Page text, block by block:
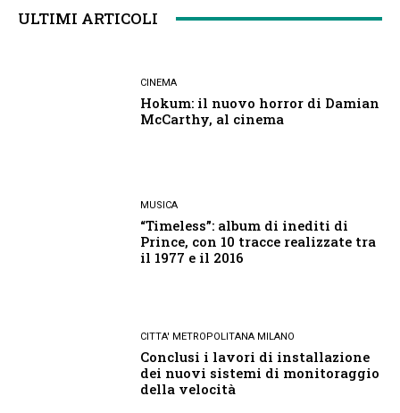
ULTIMI ARTICOLI
CINEMA
Hokum: il nuovo horror di Damian
McCarthy, al cinema
MUSICA
“Timeless”: album di inediti di
Prince, con 10 tracce realizzate tra
il 1977 e il 2016
CITTA' METROPOLITANA MILANO
Conclusi i lavori di installazione
dei nuovi sistemi di monitoraggio
della velocità